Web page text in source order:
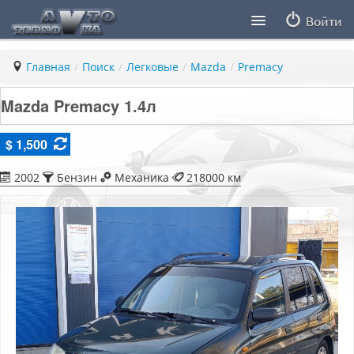
Войти
Статьи
ПДД ПМР
Главная / Поиск / Легковые / Mazda / Premacy
Mazda Premacy 1.4л
$ 1,500
2002 Бензин Механика 218000 км